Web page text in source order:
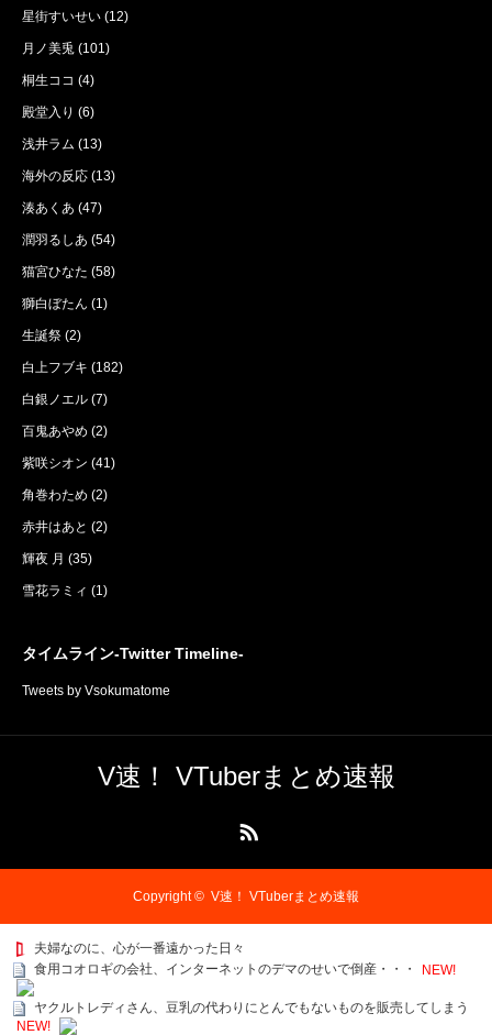
星街すいせい (12)
月ノ美兎 (101)
桐生ココ (4)
殿堂入り (6)
浅井ラム (13)
海外の反応 (13)
湊あくあ (47)
潤羽るしあ (54)
猫宮ひなた (58)
獅白ぼたん (1)
生誕祭 (2)
白上フブキ (182)
白銀ノエル (7)
百鬼あやめ (2)
紫咲シオン (41)
角巻わため (2)
赤井はあと (2)
輝夜 月 (35)
雪花ラミィ (1)
タイムライン-Twitter Timeline-
Tweets by Vsokumatome
V速！ VTuberまとめ速報
Copyright © V速！ VTuberまとめ速報
夫婦なのに、心が一番遠かった日々
食用コオロギの会社、インターネットのデマのせいで倒産・・・
NEW!
ヤクルトレディさん、豆乳の代わりにとんでもないものを販売してしまう
NEW!